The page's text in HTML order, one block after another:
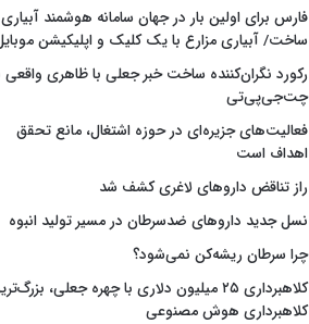
فارس برای اولین بار در جهان سامانه هوشمند آبیاری
ساخت/ آبیاری مزارع با یک کلیک و اپلیکیشن
رکورد نگران‌کننده ساخت خبر جعلی با ظاهری واقعی
چت‌جی‌پی‌تی
فعالیت‌های جزیره‌ای در حوزه اشتغال، مانع تحقق
اهداف است
راز تناقض داروهای لاغری کشف شد
نسل جدید داروهای ضدسرطان در مسیر تولید انبوه
چرا سرطان ریشه‌کن نمی‌شود؟
کلاهبرداری ۲۵ میلیون دلاری با چهره جعلی،
کلاهبرداری هوش مصنوعی